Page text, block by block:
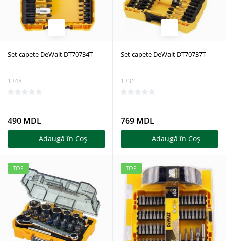
Set capete DeWalt DT70734T
1348
490 MDL
Adaugă în Coş
Set capete DeWalt DT70737T
1331
769 MDL
Adaugă în Coş
TOP TOP